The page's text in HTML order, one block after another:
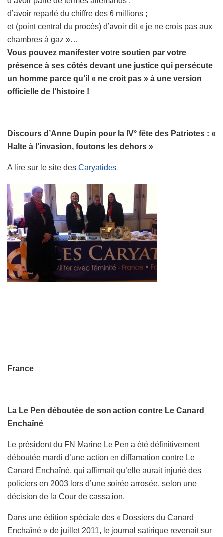
d’avoir reparlé du chiffre des 6 millions ;
et (point central du procès) d’avoir dit « je ne crois pas aux
chambres à gaz »…
Vous pouvez manifester votre soutien par votre
présence à ses côtés devant une justice qui persécute
un homme parce qu’il « ne croit pas » à une version
officielle de l’histoire !
Discours d’Anne Dupin pour la IV° fête des Patriotes : «
Halte à l’invasion, foutons les dehors »
A lire sur le site des Caryatides
France
La Le Pen déboutée de son action contre Le Canard
Enchaîné
Le président du FN Marine Le Pen a été définitivement
déboutée mardi d’une action en diffamation contre Le
Canard Enchaîné, qui affirmait qu’elle aurait injurié des
policiers en 2003 lors d’une soirée arrosée, selon une
décision de la Cour de cassation.
Dans une édition spéciale des « Dossiers du Canard
Enchaîné » de juillet 2011, le journal satirique revenait sur